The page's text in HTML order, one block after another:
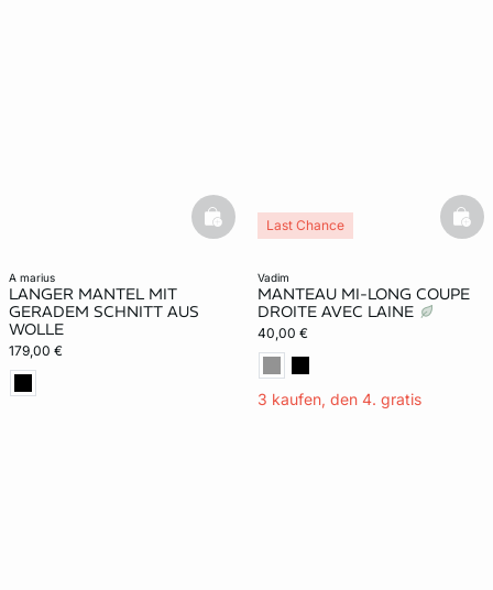
a marius
LANGER MANTEL MIT
GERADEM SCHNITT AUS
WOLLE
179,00 €
basketfull
vadim
MANTEAU MI-LONG COUPE
DROITE AVEC LAINE
40,00 €
3 kaufen, den 4. gratis
Last Chance